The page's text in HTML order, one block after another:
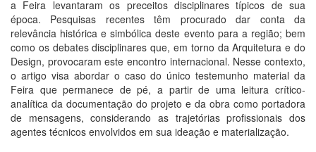
a Feira levantaram os preceitos disciplinares típicos de sua
época. Pesquisas recentes têm procurado dar conta da
relevância histórica e simbólica deste evento para a região; bem
como os debates disciplinares que, em torno da Arquitetura e do
Design, provocaram este encontro internacional. Nesse contexto,
o artigo visa abordar o caso do único testemunho material da
Feira que permanece de pé, a partir de uma leitura crítico-
analítica da documentação do projeto e da obra como portadora
de mensagens, considerando as trajetórias profissionais dos
agentes técnicos envolvidos em sua ideação e materialização.